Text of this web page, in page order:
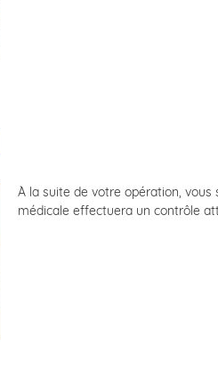
À la suite de votre opération,
médicale effectuera un contrôle